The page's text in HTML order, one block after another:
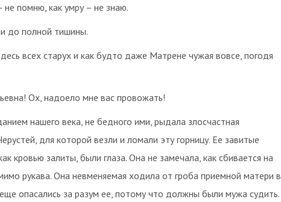
не помню, как умру – не знаю.
до полной тишины.
всех старух и как будто даже Матрене чужая вовсе, погодя
Ох, надоело мне вас провожать!
нашего века, не бедного ими, рыдала злосчастная
для которой везли и ломали эту горницу. Ее завитые
кровью залиты, были глаза. Она не замечала, как сбивается на
рукава. Она невменяемая ходила от гроба приемной матери в
опасались за разум ее, потому что должны были мужа судить.